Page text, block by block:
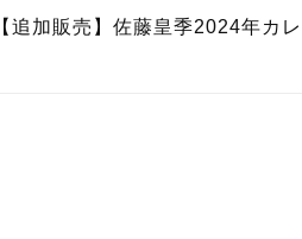
【追加販売】佐藤皇季2024年カ